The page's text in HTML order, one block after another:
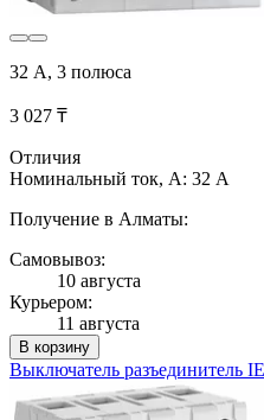
32 А, 3 полюса
3 027 ₸
Отличия
Номинальный ток, А: 32 А
Получение в Алматы:
Самовывоз:
10 августа
Курьером:
11 августа
В корзину
Выключатель разъединитель